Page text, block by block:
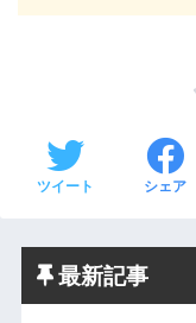
ツイート シェア
最新記事